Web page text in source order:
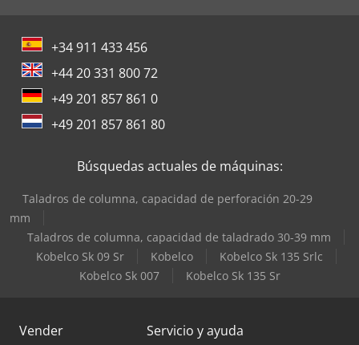
+34 911 433 456
+44 20 331 800 72
+49 201 857 861 0
+49 201 857 861 80
Búsquedas actuales de máquinas:
Taladros de columna, capacidad de perforación 20-29
mm
Taladros de columna, capacidad de taladrado 30-39 mm
Kobelco Sk 09 Sr
Kobelco
Kobelco Sk 135 Srlc
Kobelco Sk 007
Kobelco Sk 135 Sr
Vender Servicio y ayuda